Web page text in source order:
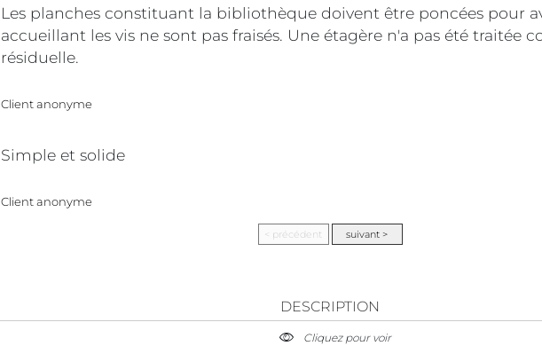
Les planches constituant la bibliothèque doivent être poncées pour
accueillant les vis ne sont pas fraisés. Une étagère n'a pas été traitée
résiduelle.
Client anonyme
Simple et solide
Client anonyme
DESCRIPTION
Cliquez pour voir